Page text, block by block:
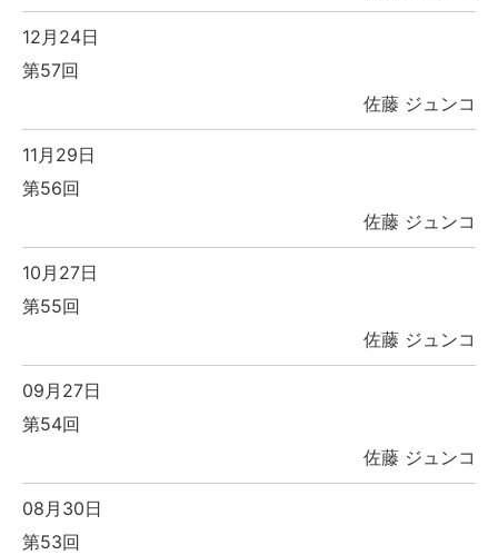
12月24日
第57回
佐藤 ジュンコ
11月29日
第56回
佐藤 ジュンコ
10月27日
第55回
佐藤 ジュンコ
09月27日
第54回
佐藤 ジュンコ
08月30日
第53回